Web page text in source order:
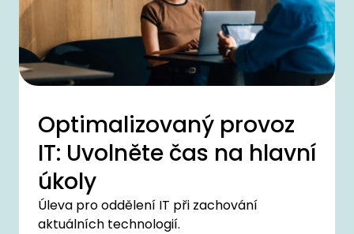
Optimalizovaný provoz
IT: Uvolněte čas na hlavní
úkoly
Úleva pro oddělení IT při zachování
aktuálních technologií.